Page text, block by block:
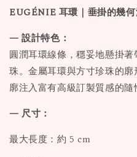
EUGÉNIE 耳環 ｜垂掛的幾
— 設計特色：
圓潤耳環線條，穩妥地懸掛
珠。金屬耳環與方寸珍珠的
廓注入富有高級訂製質感的隨
— 尺寸：
最大長度：約 5 cm